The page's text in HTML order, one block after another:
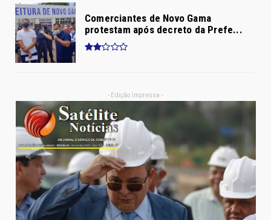
Comerciantes de Novo Gama
protestam após decreto da Prefe...
- Edição Impressa -